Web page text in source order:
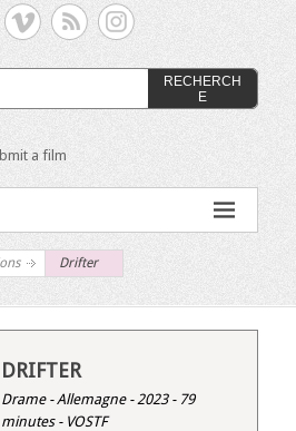
RECHERCH
E
a film
Drifter
DRIFTER
Drame - Allemagne - 2023 - 79
minutes - VOSTF